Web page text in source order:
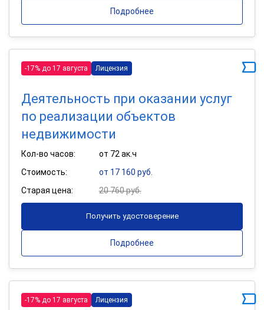
Подробнее
-17% до 17 августа Лицензия
Деятельность при оказании услуг
по реализации объектов
недвижимости
Кол-во часов:
от 72 ак.ч
Стоимость:
от 17 160 руб.
Старая цена:
20 760 руб.
Получить удостоверение
Подробнее
-17% до 17 августа Лицензия